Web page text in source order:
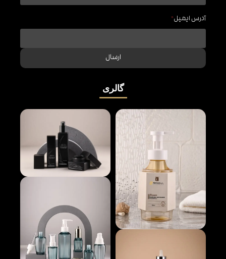
گالری
آدرس ایمیل*
ارسال